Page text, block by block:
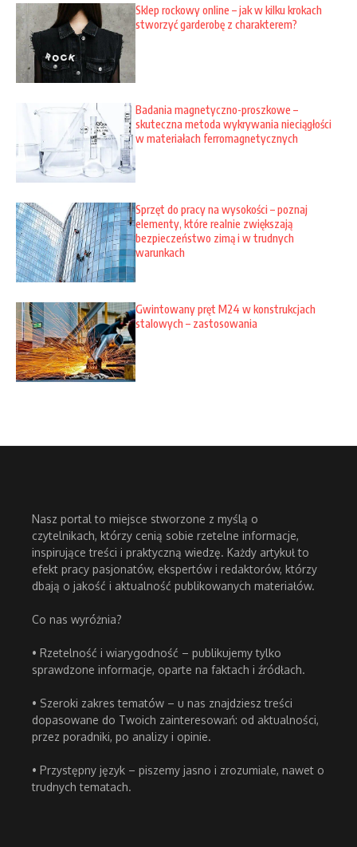
Sklep rockowy online – jak w kilku krokach
stworzyć garderobę z charakterem?
Badania magnetyczno-proszkowe –
skuteczna metoda wykrywania nieciągłości
w materiałach ferromagnetycznych
Sprzęt do pracy na wysokości – poznaj
elementy, które realnie zwiększają
bezpieczeństwo zimą i w trudnych
warunkach
Gwintowany pręt M24 w konstrukcjach
stalowych – zastosowania
Nasz portal to miejsce stworzone z myślą o
czytelnikach, którzy cenią sobie rzetelne informacje,
inspirujące treści i praktyczną wiedzę. Każdy artykuł to
efekt pracy pasjonatów, ekspertów i redaktorów, którzy
dbają o jakość i aktualność publikowanych materiałów.
Co nas wyróżnia?
• Rzetelność i wiarygodność – publikujemy tylko
sprawdzone informacje, oparte na faktach i źródłach.
• Szeroki zakres tematów – u nas znajdziesz treści
dopasowane do Twoich zainteresowań: od aktualności,
przez poradniki, po analizy i opinie.
• Przystępny język – piszemy jasno i zrozumiale, nawet o
trudnych tematach.